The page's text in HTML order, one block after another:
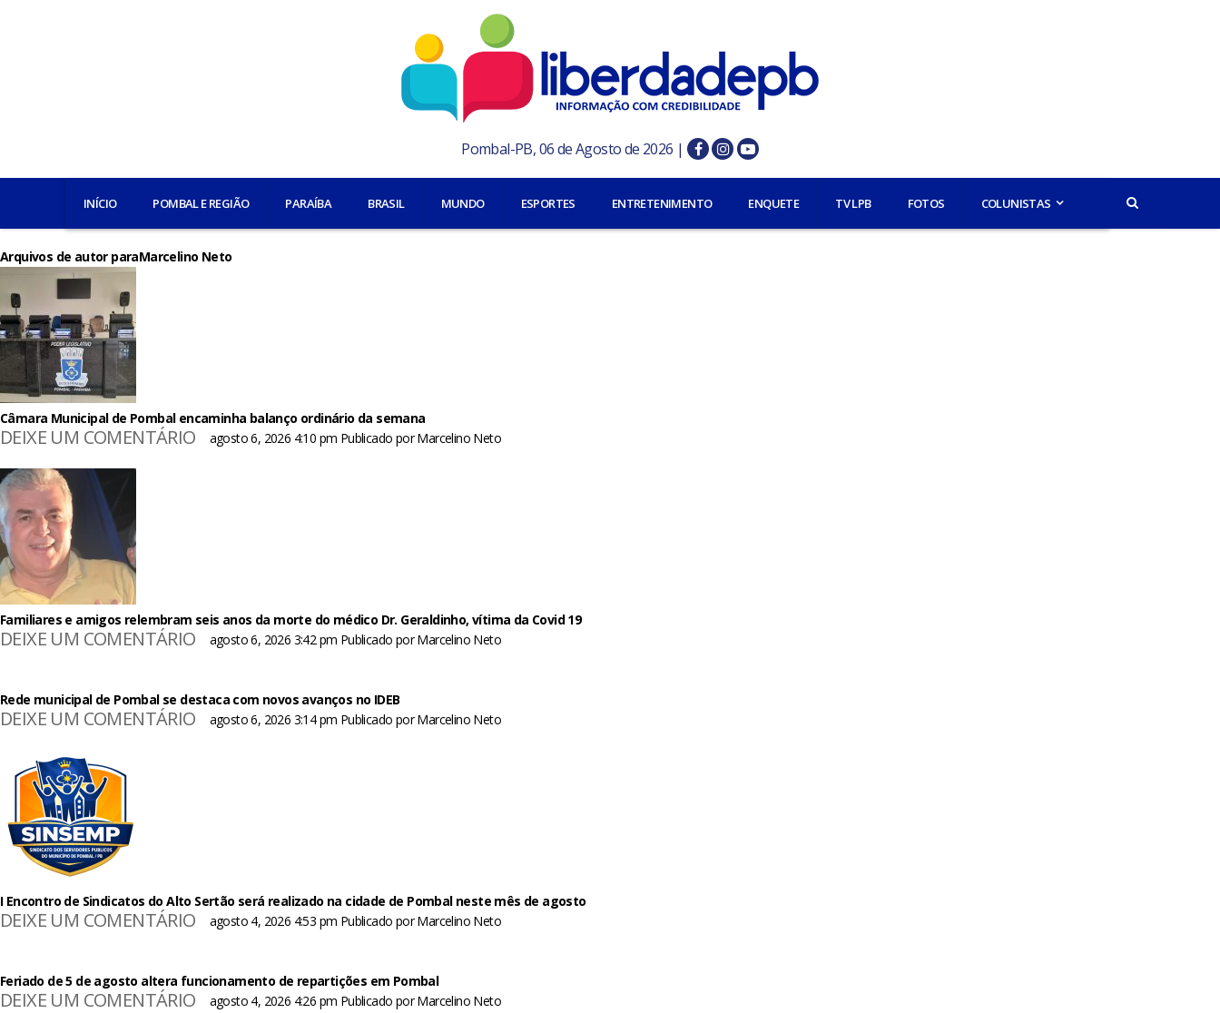
Pombal-PB, 06 de Agosto de 2026 |
INÍCIO POMBAL E REGIÃO PARAÍBA BRASIL MUNDO ESPORTES ENTRETENIMENTO ENQUETE TV LPB FOTOS COLUNISTAS
Arquivos de autor paraMarcelino Neto
Câmara Municipal de Pombal encaminha balanço ordinário da semana
agosto 6, 2026 4:10 pm Publicado porMarcelino Neto
DEIXE UM COMENTÁRIO
Familiares e amigos relembram seis anos da morte do médico Dr. Geraldinho, vítima da Covid 19
agosto 6, 2026 3:42 pm Publicado porMarcelino Neto
DEIXE UM COMENTÁRIO
Rede municipal de Pombal se destaca com novos avanços no IDEB
agosto 6, 2026 3:14 pm Publicado porMarcelino Neto
DEIXE UM COMENTÁRIO
I Encontro de Sindicatos do Alto Sertão será realizado na cidade de Pombal neste mês de agosto
agosto 4, 2026 4:53 pm Publicado porMarcelino Neto
DEIXE UM COMENTÁRIO
Feriado de 5 de agosto altera funcionamento de repartições em Pombal
agosto 4, 2026 4:26 pm Publicado porMarcelino Neto
DEIXE UM COMENTÁRIO